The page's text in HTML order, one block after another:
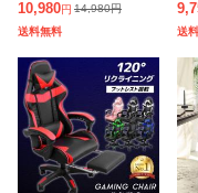
ライニング おしゃれ イ
ス オフィスチェア オッ
トマン 足置き付 足置き
チェ
10,980円 14,980円
送料無料
イ
ェ
ス
送